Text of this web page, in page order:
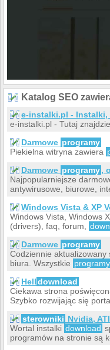
Katalog SEO
e-instalki.pl - Instalki,
e-instalki.pl - Tutaj
Darmowe programy
Piekielna witryna zawiera
Darmowe programy,
Najpopularniejsze
antywirusowe, biurowe,
Windows Vista & XP
Windows Vista, Windows
(drivers), faq, forum,
Darmowe programy
Codziennie
biura. Wszystkie programy
Helldownload
Ciekawa strona
Szybko rozwijając się
sterowniki Nvidia,
Wortal instalki download
programów na stronie są